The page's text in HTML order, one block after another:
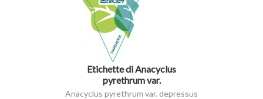
Etichette di Anacyclus
pyrethrum var.
dipressus *
Anacyclus pyrethrum var. depressus